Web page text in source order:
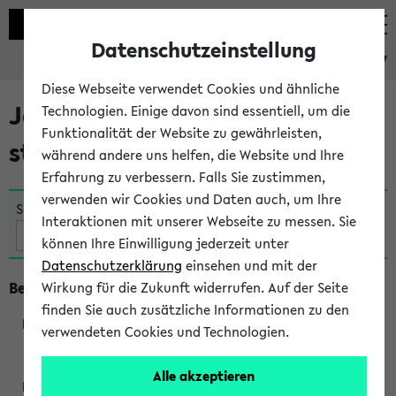
eKVV
Jetzt und in Kürze
stattfindende Veranstaltungen
Suche:
Beginn um 10 Uhr
Datenschutzeinstellung
Diese Webseite verwendet Cookies und ähnliche
Technologien. Einige davon sind essentiell, um die
Funktionalität der Website zu gewährleisten,
während andere uns helfen, die Website und Ihre
Erfahrung zu verbessern. Falls Sie zustimmen,
verwenden wir Cookies und Daten auch, um Ihre
Interaktionen mit unserer Webseite zu messen. Sie
können Ihre Einwilligung jederzeit unter
Datenschutzerklärung einsehen und mit der
Wirkung für die Zukunft widerrufen. Auf der Seite
finden Sie auch zusätzliche Informationen zu den
verwendeten Cookies und Technologien.
Alle akzeptieren